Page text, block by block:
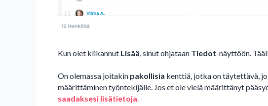
Kun olet klikannut Lisää, sinut ohjataan Tiedot-näyttöön.
On olemassa joitakin pakollisia kenttiä, jotka on täytettävä,
määrittäminen työntekijälle. Jos et ole vielä määrittänyt
saadaksesi lisätietoja.